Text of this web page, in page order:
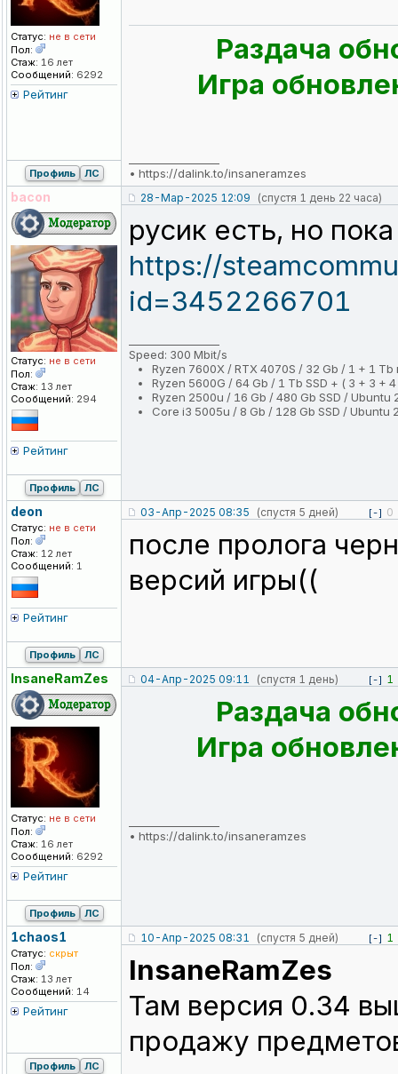
Статус: не в сети
Пол:
Стаж: 16 лет
Сообщений: 6292
Рейтинг
Раздача
Игра
• https://dalink.to/insaneramzes
Профиль ЛС
bacon
Статус: не в сети
Пол:
Стаж: 13 лет
Сообщений: 294
Рейтинг
28-Мар-2025 12:09 (спустя 1 день 22 часа)
русик есть, но
https://
id=3452266701
Speed: 300 Mbit/s
Ryzen 7600X / RTX 4070S / 32 Gb / 1 + 1
Ryzen 5600G / 64 Gb / 1 Tb SSD + ( 3 + 3 +
Ryzen 2500u / 16 Gb / 480 Gb SSD / Ubuntu
Core i3 5005u / 8 Gb / 128 Gb SSD / Ubuntu
Профиль ЛС
deon
Статус: не в сети
Пол:
Стаж: 12 лет
Сообщений: 1
Рейтинг
03-Апр-2025 08:35 (спустя 5 дней) [-] 0
после пролога
версий игры((
Профиль ЛС
InsaneRamZes
Статус: не в сети
Пол:
Стаж: 16 лет
Сообщений: 6292
Рейтинг
04-Апр-2025 09:11 (спустя 1 день) [-] 1
Раздача
Игра
• https://dalink.to/insaneramzes
Профиль ЛС
1chaos1
Статус: скрыт
Пол:
Стаж: 13 лет
Сообщений: 14
Рейтинг
10-Апр-2025 08:31 (спустя 5 дней) [-] 1
InsaneRamZes
Там версия 0.34
продажу
Профиль ЛС